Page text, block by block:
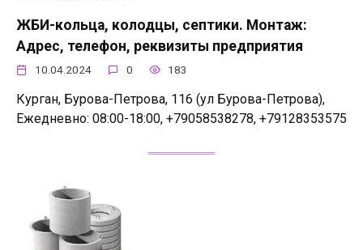
ЖБИ-кольца, колодцы, септики. Монтаж:
Адрес, телефон, реквизиты предприятия
10.04.2024 0 183
Курган, Бурова-Петрова, 116 (ул Бурова-Петрова),
Ежедневно: 08:00-18:00, +79058538278, +79128353575